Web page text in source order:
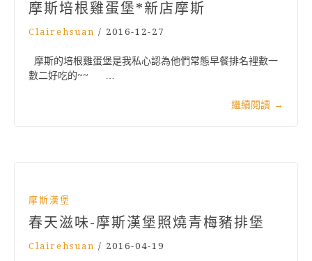
摩斯培根雞蛋堡*新店摩斯
Clairehsuan / 2016-12-27
摩斯的培根雞蛋堡是我私心認為他們常態早餐排名裡數一
數二好吃的~~ …
繼續閱讀 →
摩斯漢堡
春天滋味-摩斯漢堡照燒青梅豬排堡
Clairehsuan / 2016-04-19